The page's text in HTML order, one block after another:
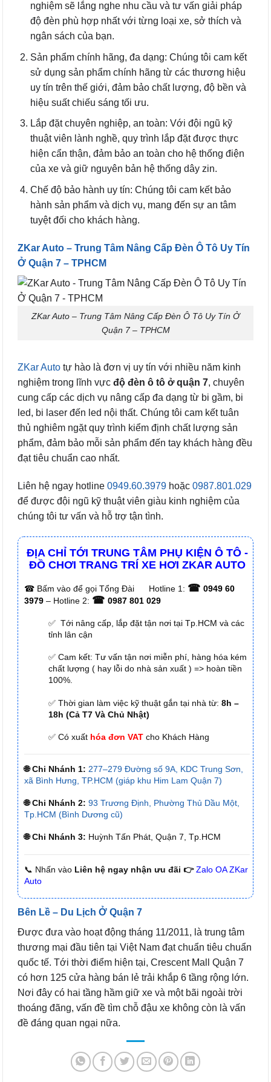
nghiệm sẽ lắng nghe nhu cầu và tư vấn giải pháp
độ đèn phù hợp nhất với từng loại xe, sở thích và
ngân sách của bạn.
Sản phẩm chính hãng, đa dạng: Chúng tôi cam kết
sử dụng sản phẩm chính hãng từ các thương hiệu
uy tín trên thế giới, đảm bảo chất lượng, độ bền và
hiệu suất chiếu sáng tối ưu.
Lắp đặt chuyên nghiệp, an toàn: Với đội ngũ kỹ
thuật viên lành nghề, quy trình lắp đặt được thực
hiện cẩn thận, đảm bảo an toàn cho hệ thống điện
của xe và giữ nguyên bản hệ thống dây zin.
Chế độ bảo hành uy tín: Chúng tôi cam kết bảo
hành sản phẩm và dịch vụ, mang đến sự an tâm
tuyệt đối cho khách hàng.
ZKar Auto – Trung Tâm Nâng Cấp Đèn Ô Tô Uy Tín
Ở Quận 7 – TPHCM
ZKar Auto – Trung Tâm Nâng Cấp Đèn Ô Tô Uy Tín Ở
Quận 7 – TPHCM
ZKar Auto tự hào là đơn vị uy tín với nhiều năm kinh
nghiệm trong lĩnh vực độ đèn ô tô ở quận 7, chuyên
cung cấp các dịch vụ nâng cấp đa dạng từ bi gầm, bi
led, bi laser đến led nội thất. Chúng tôi cam kết tuân
thủ nghiêm ngặt quy trình kiểm định chất lượng sản
phẩm, đảm bảo mỗi sản phẩm đến tay khách hàng đều
đạt tiêu chuẩn cao nhất.
Liên hệ ngay hotline 0949.60.3979 hoặc 0987.801.029
để được đội ngũ kỹ thuật viên giàu kinh nghiệm của
chúng tôi tư vấn và hỗ trợ tận tình.
ĐỊA CHỈ TỚI TRUNG TÂM PHỤ KIỆN Ô TÔ -
ĐỒ CHƠI TRANG TRÍ XE HƠI ZKAR AUTO
☎ Bấm vào để gọi Tổng Đài Hotline 1: ☎ 0949 60
3979 – Hotline 2: ☎ 0987 801 029
✅ Tới nâng cấp, lắp đặt tận nơi tại Tp.HCM và các
tỉnh lân cận
✅ Cam kết: Tư vấn tận nơi miễn phí, hàng hóa kém
chất lượng ( hay lỗi do nhà sản xuất ) => hoàn tiền
100%.
✅ Thời gian làm việc kỹ thuật gắn tại nhà từ: 8h –
18h (Cả T7 Và Chủ Nhật)
✅ Có xuất hóa đơn VAT cho Khách Hàng
🌐 Chi Nhánh 1: 277–279 Đường số 9A, KDC Trung Sơn,
xã Bình Hưng, TP.HCM (giáp khu Him Lam Quận 7)
🌐 Chi Nhánh 2: 93 Trương Định, Phường Thủ Dầu Một,
Tp.HCM (Bình Dương cũ)
🌐 Chi Nhánh 3: Huỳnh Tấn Phát, Quận 7, Tp.HCM
📞 Nhấn vào Liên hệ ngay nhận ưu đãi 👉 Zalo OA ZKar
Auto
Bên Lề – Du Lịch Ở Quận 7
Được đưa vào hoạt động tháng 11/2011, là trung tâm
thương mại đầu tiên tại Việt Nam đạt chuẩn tiêu chuẩn
quốc tế. Tới thời điểm hiện tại, Crescent Mall Quận 7
có hơn 125 cửa hàng bán lẻ trải khắp 6 tầng rộng lớn.
Nơi đây có hai tầng hầm giữ xe và một bãi ngoài trời
thoáng đãng, vấn đề tìm chỗ đậu xe không còn là vấn
đề đáng quan ngại nữa.